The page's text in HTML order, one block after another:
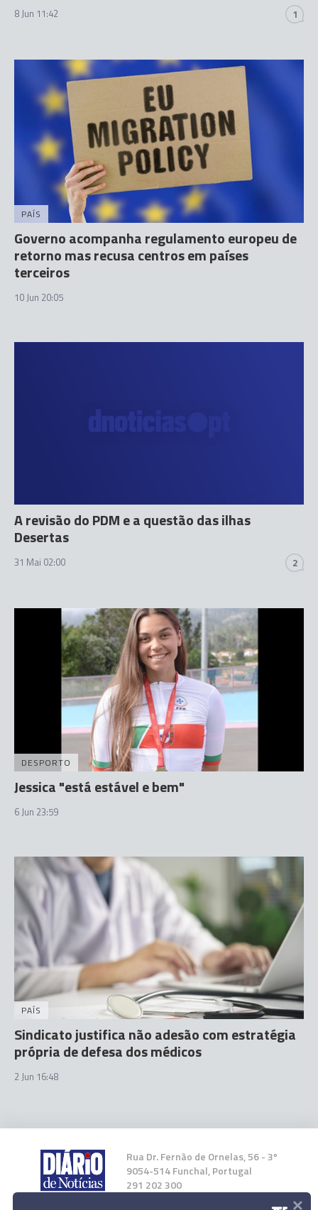
8 Jun 11:42 1
PAÍS
Governo acompanha regulamento europeu de
retorno mas recusa centros em países
terceiros
10 Jun 20:05
A revisão do PDM e a questão das ilhas
Desertas
31 Mai 02:00 2
DESPORTO
Jessica "está estável e bem"
6 Jun 23:59
PAÍS
Sindicato justifica não adesão com estratégia
própria de defesa dos médicos
2 Jun 16:48
Rua Dr. Fernão de Ornelas, 56 - 3º
9054-514 Funchal, Portugal
291 202 300
×